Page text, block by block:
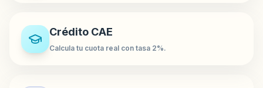
Crédito CAE
Calcula tu cuota real con tasa 2%.